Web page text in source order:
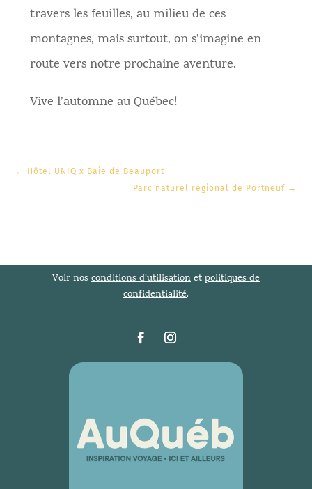
travers les feuilles, au milieu de ces
montagnes, mais surtout, on s’imagine en
route vers notre prochaine aventure.
Vive l’automne au Québec!
←
Hôtel UNIQ x Baie de Beauport
Parc naturel régional de Portneuf →
Voir nosconditions d’utilisationetpolitiques de
confidentialité.